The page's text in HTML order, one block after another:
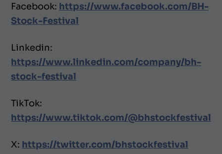
Facebook: https://www.facebook.com/BH-
Stock-Festival
Linkedin:
https://www.linkedin.com/company/bh-
stock-festival
TikTok:
https://www.tiktok.com/@bhstockfestival
X: https://twitter.com/bhstockfestival